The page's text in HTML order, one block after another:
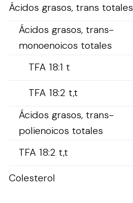
Ácidos grasos, trans totales
Ácidos grasos, trans-
monoenoicos totales
TFA 18:1 t
TFA 18:2 t,t
Ácidos grasos, trans-
polienoicos totales
TFA 18:2 t,t
Colesterol